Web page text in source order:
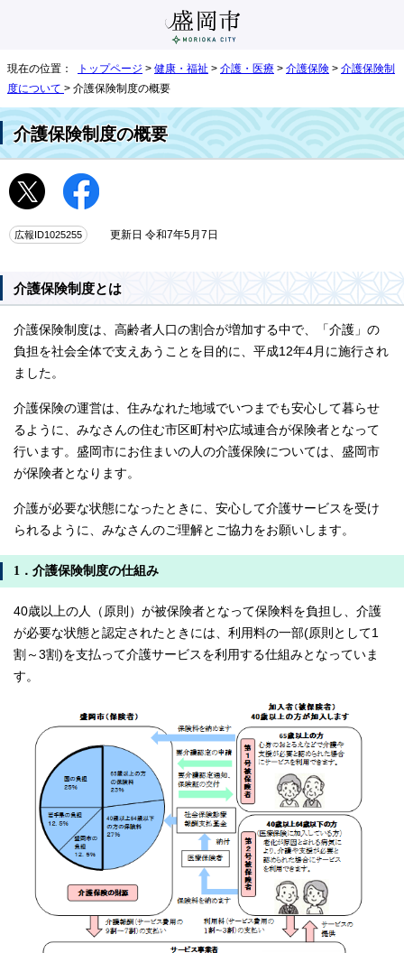
現在の位置： トップページ > 健康・福祉 > 介護・医療 > 介護保険 > 介護保険制
度について > 介護保険制度の概要
介護保険制度の概要
広報ID1025255 更新日 令和7年5月7日
介護保険制度とは
介護保険制度は、高齢者人口の割合が増加する中で、「介護」の
負担を社会全体で支えあうことを目的に、平成12年4月に施行され
ました。
介護保険の運営は、住みなれた地域でいつまでも安心して暮らせ
るように、みなさんの住む市区町村や広域連合が保険者となって
行います。盛岡市にお住まいの人の介護保険については、盛岡市
が保険者となります。
介護が必要な状態になったときに、安心して介護サービスを受け
られるように、みなさんのご理解とご協力をお願いします。
1．介護保険制度の仕組み
40歳以上の人（原則）が被保険者となって保険料を負担し、介護
が必要な状態と認定されたときには、利用料の一部(原則として1
割～3割)を支払って介護サービスを利用する仕組みとなっていま
す。